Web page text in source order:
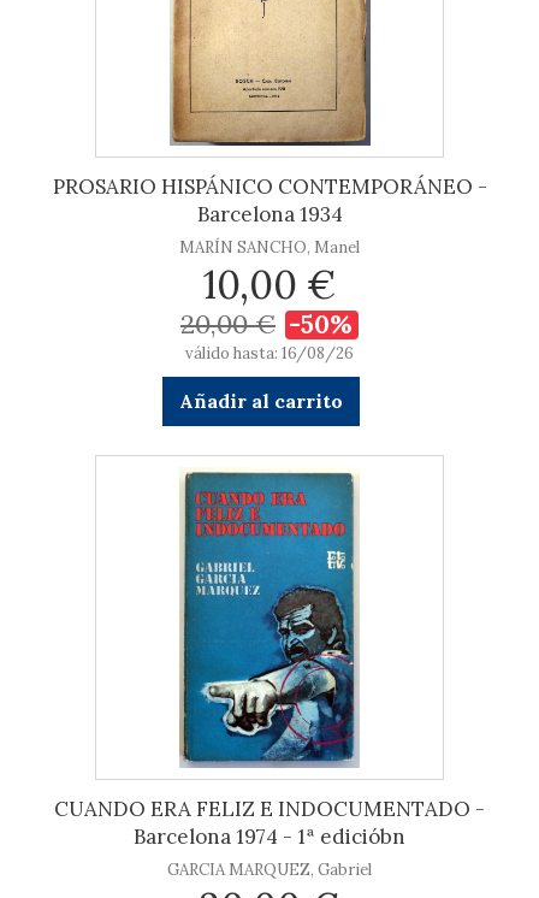
PROSARIO HISPÁNICO CONTEMPORÁNEO -
Barcelona 1934
MARÍN SANCHO, Manel
10,00 €
20,00 € -50%
válido hasta: 16/08/26
Añadir al carrito
CUANDO ERA FELIZ E INDOCUMENTADO -
Barcelona 1974 - 1ª edicióbn
GARCIA MARQUEZ, Gabriel